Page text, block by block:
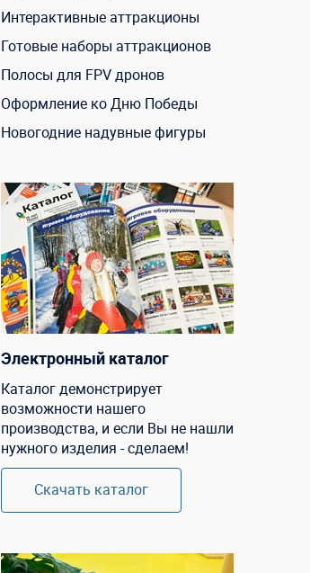
Интерактивные аттракционы
Готовые наборы аттракционов
Полосы для FPV дронов
Оформление ко Дню Победы
Новогодние надувные фигуры
Электронный каталог
Каталог демонстрирует
возможности нашего
производства, и если Вы не нашли
нужного изделия - сделаем!
Скачать каталог